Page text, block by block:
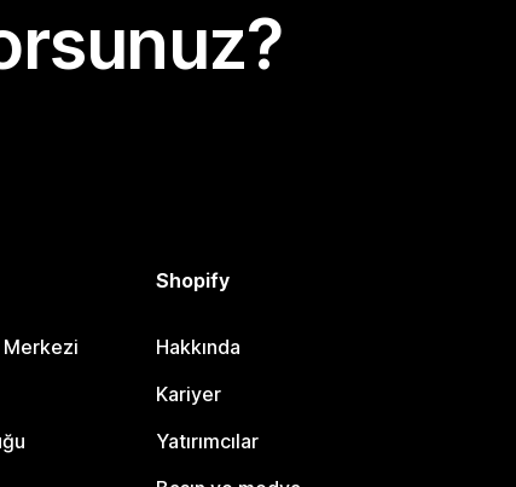
Merkezi
Shopify
Hakkında
Kariyer
Yatırımcılar